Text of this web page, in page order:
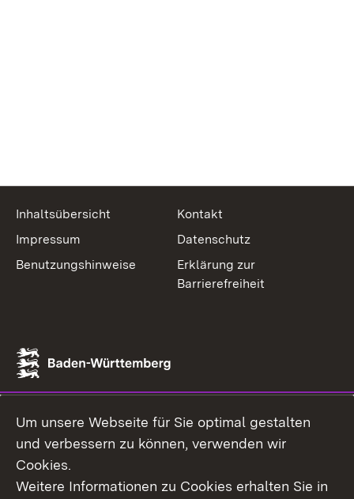
Inhaltsübersicht
Kontakt
Impressum
Datenschutz
Benutzungshinweise
Erklärung zur
Barrierefreiheit
Um unsere Webseite für Sie optimal gestalten
und verbessern zu können, verwenden wir
Cookies.
Weitere Informationen zu Cookies erhalten Sie in